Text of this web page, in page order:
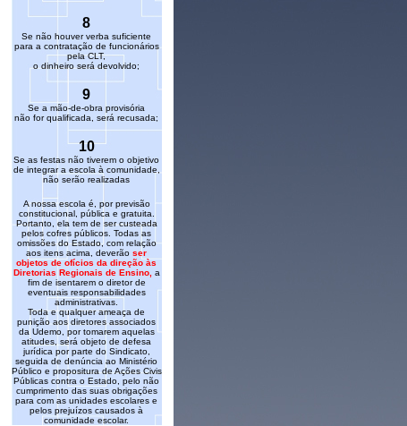
8
Se não houver verba suficiente
para a contratação de funcionários
pela CLT,
o dinheiro será devolvido;
9
Se a mão-de-obra provisória
não for qualificada, será recusada;
10
Se as festas não tiverem o objetivo
de integrar a escola à comunidade,
não serão realizadas
A nossa escola é, por previsão
constitucional, pública e gratuita.
Portanto, ela tem de ser custeada
pelos cofres públicos. Todas as
omissões do Estado, com relação
aos itens acima, deverão ser
objetos de ofícios da direção às
Diretorias Regionais de Ensino, a
fim de isentarem o diretor de
eventuais responsabilidades
administrativas.
Toda e qualquer ameaça de
punição aos diretores associados
da Udemo, por tomarem aquelas
atitudes, será objeto de defesa
jurídica por parte do Sindicato,
seguida de denúncia ao Ministério
Público e propositura de Ações Civis
Públicas contra o Estado, pelo não
cumprimento das suas obrigações
para com as unidades escolares e
pelos prejuízos causados à
comunidade escolar.